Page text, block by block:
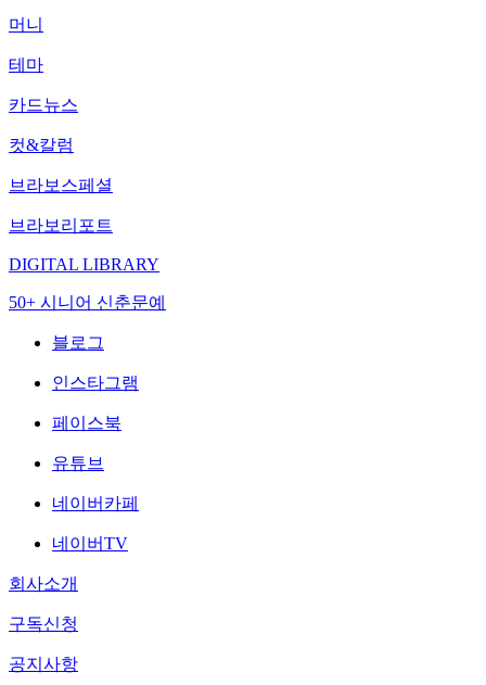
머니
테마
카드뉴스
컷&칼럼
브라보스페셜
브라보리포트
DIGITAL LIBRARY
50+ 시니어 신춘문예
블로그
인스타그램
페이스북
유튜브
네이버카페
네이버TV
회사소개
구독신청
공지사항